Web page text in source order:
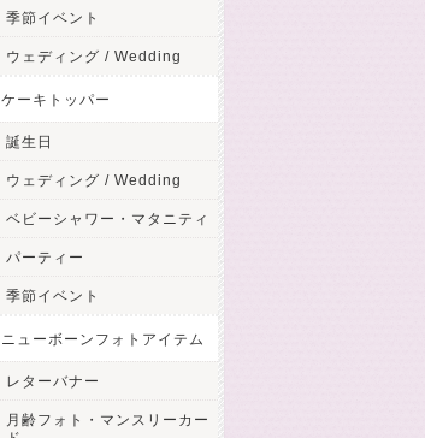
季節イベント
ウェディング / Wedding
ケーキトッパー
誕生日
ウェディング / Wedding
ベビーシャワー・マタニティ
パーティー
季節イベント
ニューボーンフォトアイテム
レターバナー
月齢フォト・マンスリーカー